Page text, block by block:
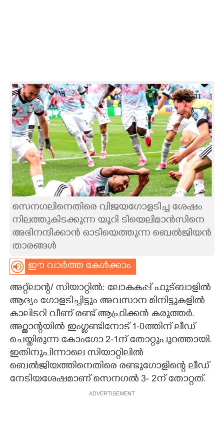
LITERATURE
ZOOM
CONTACT US
സെനഗലിനെതിരെ വിജയഗോളടിച്ച ശേഷം
നിലത്തുകിടക്കുന്ന യൂറി ടിയെലിമാൻസിനെ
അഭിനന്ദിക്കാൻ ഓടിയെത്തുന്ന ബെൽജിയൻ
താരങ്ങൾ
ഈ വാർത്ത കേൾക്കാം
അറ്റ്‌ലാന്റ/ സിയാറ്റിൽ: ലോകകപ്പ് ഫുട്ബാളിൽ
ആദ്യം ഗോളടിച്ചിട്ടും അവസാന മിനിട്ടുകളിൽ
കാലിടറി വീണ് രണ്ട് ആഫ്രിക്കൻ കരുത്തർ.
അറ്റ്ലാന്റയിൽ ഇംഗ്ളണ്ടിനോട് 1-0ത്തിന് ലീഡ്
ചെയ്തിരുന്ന കോംഗോ 2-1ന് തോറ്റുപുറത്തായി.
ഇതിനുപിന്നാലെ സിയാറ്റിലിൽ
ബെൽജിയത്തിനെതിരെ രണ്ടുഗോളിന്റെ ലീഡ്
നേടിയശേഷമാണ് സെനഗൽ 3- 2ന് തോറ്റത്.
ADVERTISEMENT